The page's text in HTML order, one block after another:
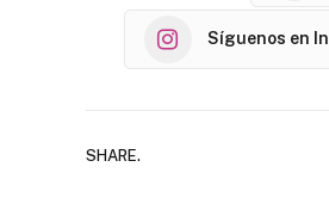
Síguenos en
SHARE.